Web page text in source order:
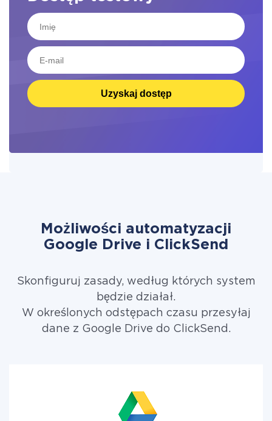
Uzyskaj dostęp
Możliwości automatyzacji
Google Drive i ClickSend
Skonfiguruj zasady, według których system
będzie działał.
W określonych odstępach czasu przesyłaj
dane z Google Drive do ClickSend.